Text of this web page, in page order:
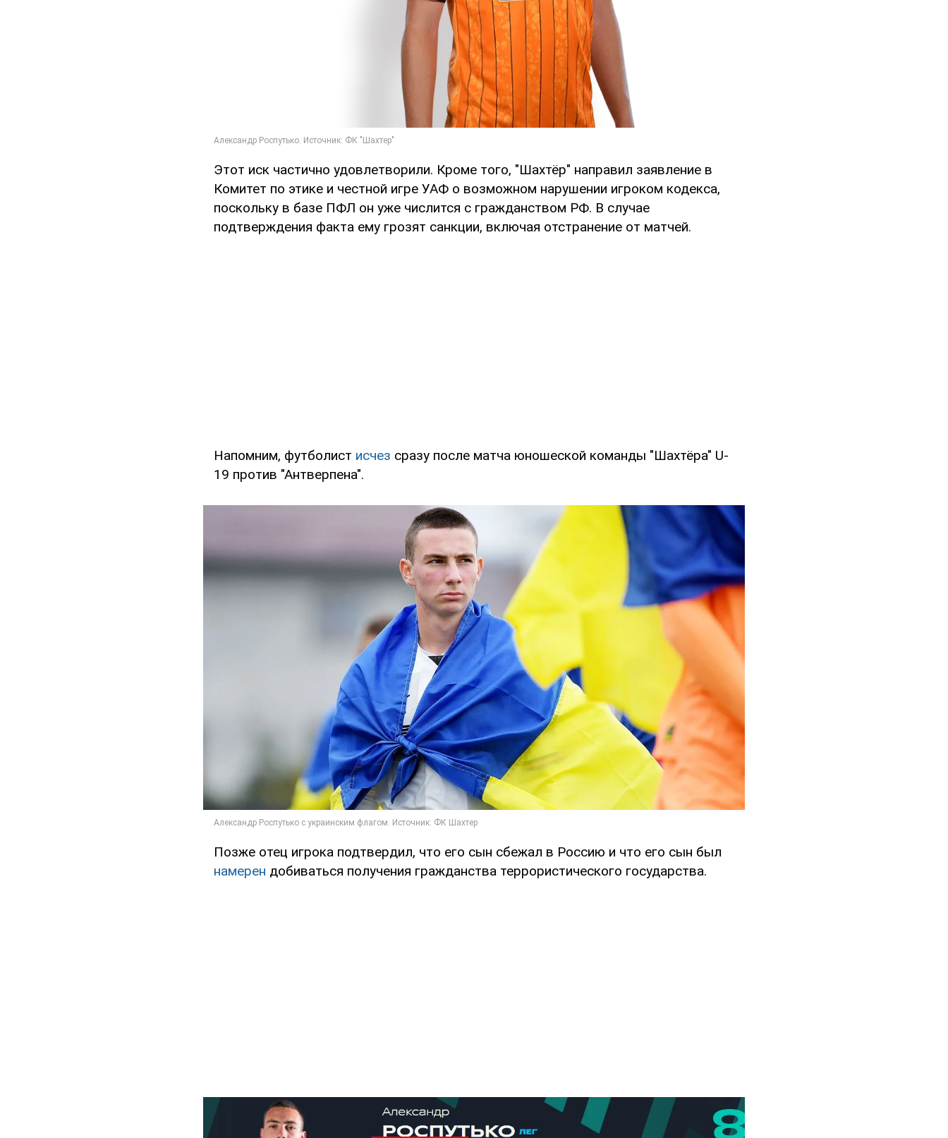
Этот иск частично удовлетворили. Кроме того, "Шахтёр" направил заявление в
Комитет по этике и честной игре УАФ о возможном нарушении игроком кодекса,
поскольку в базе ПФЛ он уже числится с гражданством РФ. В случае
подтверждения факта ему грозят санкции, включая отстранение от матчей.
Напомним, футболист исчез сразу после матча юношеской команды "Шахтёра" U-
19 против "Антверпена".
Позже отец игрока подтвердил, что его сын сбежал в Россию и что его сын был
намерен добиваться получения гражданства террористического государства.